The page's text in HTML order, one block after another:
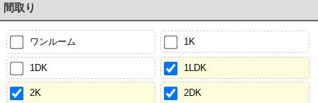
間取り
ワンルーム 1K
1DK 1LDK
2K 2DK